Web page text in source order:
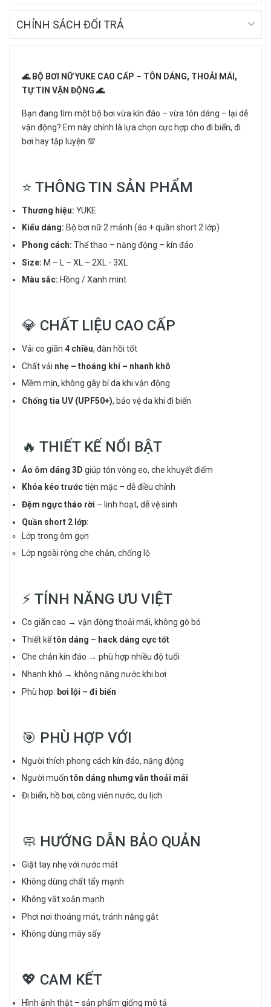
CHÍNH SÁCH ĐỔI TRẢ
🌊 BỘ BƠI NỮ YUKE CAO CẤP – TÔN DÁNG, THOẢI MÁI,
TỰ TIN VẬN ĐỘNG 🌊
Bạn đang tìm một bộ bơi vừa kín đáo – vừa tôn dáng – lại dễ
vận động? Em này chính là lựa chọn cực hợp cho đi biển, đi
bơi hay tập luyện 💯
⭐ THÔNG TIN SẢN PHẨM
Thương hiệu: YUKE
Kiểu dáng: Bộ bơi nữ 2 mảnh (áo + quần short 2 lớp)
Phong cách: Thể thao – năng động – kín đáo
Size: M – L – XL – 2XL - 3XL
Màu sắc: Hồng / Xanh mint
💎 CHẤT LIỆU CAO CẤP
Vải co giãn 4 chiều, đàn hồi tốt
Chất vải nhẹ – thoáng khí – nhanh khô
Mềm mịn, không gây bí da khi vận động
Chống tia UV (UPF50+), bảo vệ da khi đi biển
🔥 THIẾT KẾ NỔI BẬT
Áo ôm dáng 3D giúp tôn vòng eo, che khuyết điểm
Khóa kéo trướctiện mặc – dễ điều chỉnh
Đệm ngực tháo rời – linh hoạt, dễ vệ sinh
Quần short 2 lớp:
Lớp trong ôm gọn
Lớp ngoài rộng che chắn, chống lộ
⚡ TÍNH NĂNG ƯU VIỆT
Co giãn cao → vận động thoải mái, không gò bó
Thiết kếtôn dáng – hack dáng cực tốt
Che chắn kín đáo → phù hợp nhiều độ tuổi
Nhanh khô → không nặng nước khi bơi
Phù hợp: bơi lội – đi biển
🎯 PHÙ HỢP VỚI
Người thích phong cách kín đáo, năng động
Người muốn tôn dáng nhưng vẫn thoải mái
Đi biển, hồ bơi, công viên nước, du lịch
🧼 HƯỚNG DẪN BẢO QUẢN
Giặt tay nhẹ với nước mát
Không dùng chất tẩy mạnh
Không vắt xoắn mạnh
Phơi nơi thoáng mát, tránh nắng gắt
Không dùng máy sấy
💖 CAM KẾT
Hình ảnh thật – sản phẩm giống mô tả